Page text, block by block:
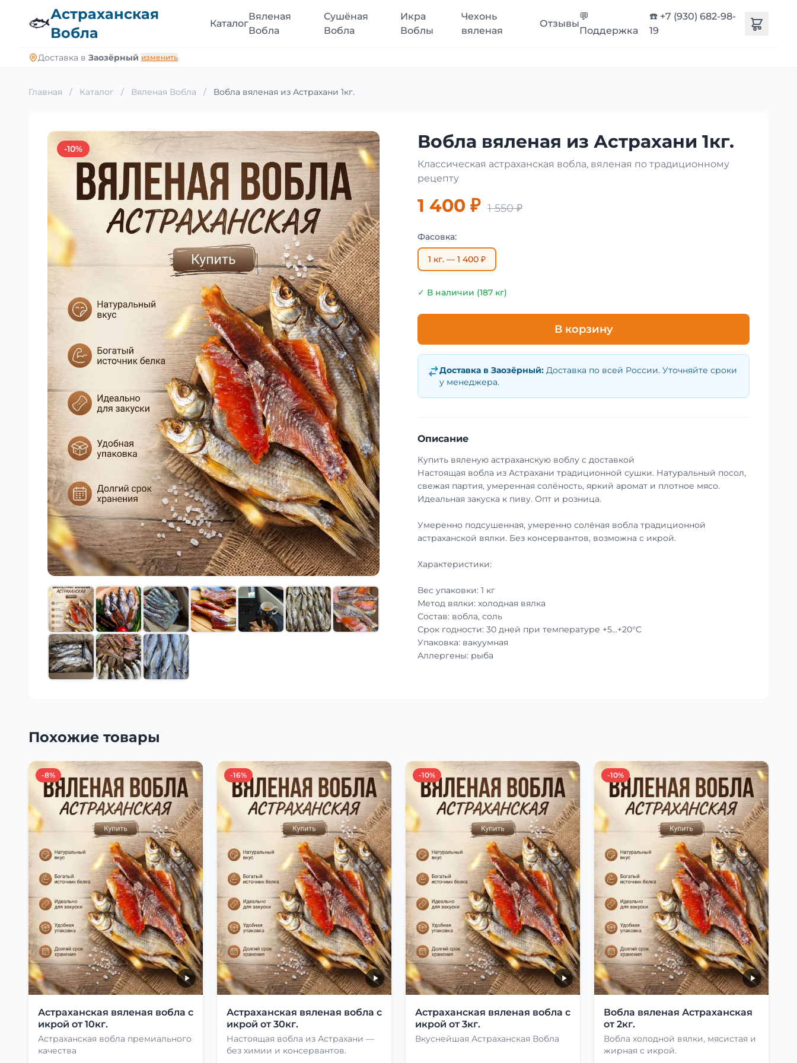
🐟Астраханская
Вобла
Каталог
Вяленая
Вобла
Сушёная
Вобла
Икра
Воблы
Чехонь
вяленая
Отзывы
💬
Поддержка
☎️ +7 (930) 682-98-
19
Доставка в Заозёрный изменить
Главная / Каталог / Вяленая Вобла / Вобла вяленая из Астрахани 1кг.
-10% Вобла вяленая из Астрахани 1кг.
Классическая астраханская вобла, вяленая по традиционному
рецепту
1 400 ₽ 1 550 ₽
Фасовка:
1 кг. — 1 400 ₽
✓ В наличии (187 кг)
В корзину
Доставка в Заозёрный: Доставка по всей России. Уточняйте сроки
у менеджера.
Описание
Купить вяленую астраханскую воблу с доставкой
Настоящая вобла из Астрахани традиционной сушки. Натуральный посол,
свежая партия, умеренная солёность, яркий аромат и плотное мясо.
Идеальная закуска к пиву. Опт и розница.
Умеренно подсушенная, умеренно солёная вобла традиционной
астраханской вялки. Без консервантов, возможна с икрой.
Характеристики:
Вес упаковки: 1 кг
Метод вялки: холодная вялка
Состав: вобла, соль
Срок годности: 30 дней при температуре +5…+20°C
Упаковка: вакуумная
Аллергены: рыба
Похожие товары
-8%
Астраханская вяленая вобла с
икрой от 10кг.
Астраханская вобла премиального
качества
-16%
Астраханская вяленая вобла с
икрой от 30кг.
Настоящая вобла из Астрахани —
без химии и консервантов.
-10%
Астраханская вяленая вобла с
икрой от 3кг.
Вкуснейшая Астраханская Вобла
-10%
Вобла вяленая Астраханская
от 2кг.
Вобла холодной вялки, мясистая и
жирная с икрой.